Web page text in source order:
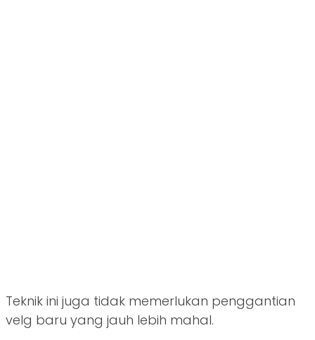
Teknik ini juga tidak memerlukan penggantian
velg baru yang jauh lebih mahal.